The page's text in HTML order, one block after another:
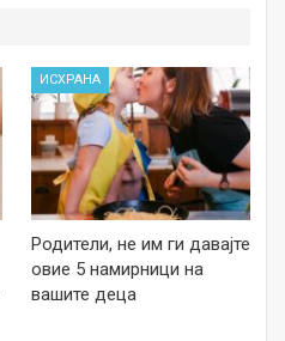
ИСХРАНА
Родители, не им ги давајте
овие 5 намирници на
вашите деца